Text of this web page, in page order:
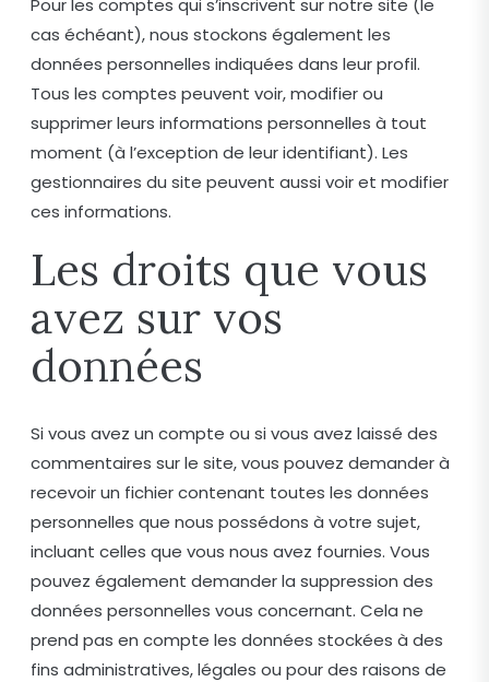
Pour les comptes qui s’inscrivent sur notre site (le
cas échéant), nous stockons également les
données personnelles indiquées dans leur profil.
Tous les comptes peuvent voir, modifier ou
supprimer leurs informations personnelles à tout
moment (à l’exception de leur identifiant). Les
gestionnaires du site peuvent aussi voir et modifier
ces informations.
Les droits que vous
avez sur vos
données
Si vous avez un compte ou si vous avez laissé des
commentaires sur le site, vous pouvez demander à
recevoir un fichier contenant toutes les données
personnelles que nous possédons à votre sujet,
incluant celles que vous nous avez fournies. Vous
pouvez également demander la suppression des
données personnelles vous concernant. Cela ne
prend pas en compte les données stockées à des
fins administratives, légales ou pour des raisons de